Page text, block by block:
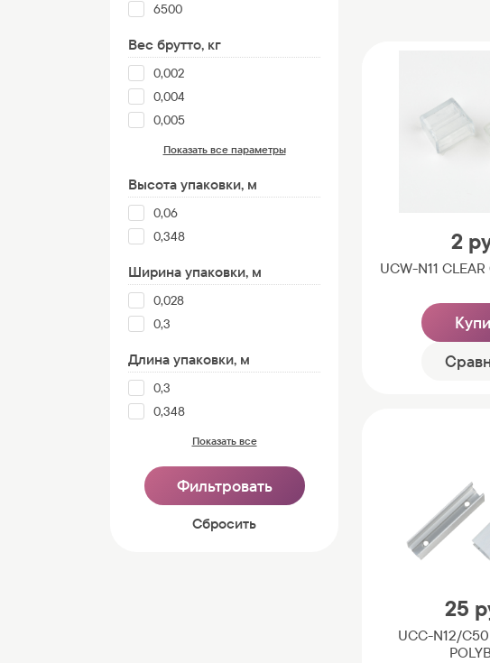
6500
Вес брутто, кг
0,002
0,004
0,005
Показать все параметры
Высота упаковки, м
0,06
0,348
Ширина упаковки, м
0,028
0,3
Длина упаковки, м
0,3
0,348
Показать все
Cбросить
2
UCW-N11
25
UCC-N12/